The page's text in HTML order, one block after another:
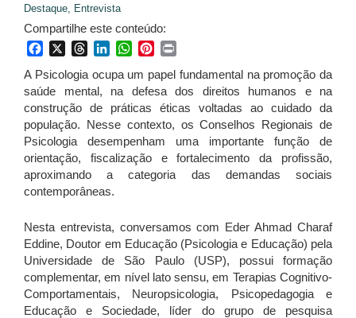
Destaque, Entrevista
Compartilhe este conteúdo:
FacebookThreadsLinkedInWhatsApp
Pinterest
A Psicologia ocupa um papel fundamental na promoção da
saúde mental, na defesa dos direitos humanos e na
construção de práticas éticas voltadas ao cuidado da
população. Nesse contexto, os Conselhos Regionais de
Psicologia desempenham uma importante função de
orientação, fiscalização e fortalecimento da profissão,
aproximando a categoria das demandas sociais
contemporâneas.
Nesta entrevista, conversamos com Eder Ahmad Charaf
Eddine, Doutor em Educação (Psicologia e Educação) pela
Universidade de São Paulo (USP), possui formação
complementar, em nível lato sensu, em Terapias Cognitivo-
Comportamentais, Neuropsicologia, Psicopedagogia e
Educação e Sociedade, líder do grupo de pesquisa